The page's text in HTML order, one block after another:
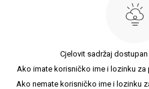
Cjelovit sadržaj
Ako imate korisničko ime i lozinku
Ako nemate korisničko ime i lozinku